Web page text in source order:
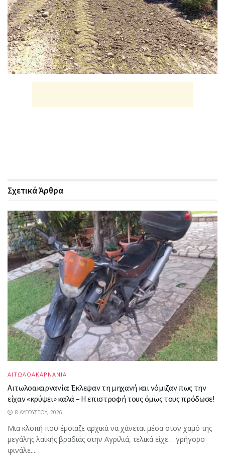
ΣχετικάΆρθρα
ΑΙΤΩΛΟΑΚΑΡΝΑΝΙΑ
Αιτωλοακαρνανία: Έκλεψαν τη μηχανή και νόμιζαν πως την
είχαν «κρύψει» καλά – Η επιστροφή τους όμως τους πρόδωσε!
8 ΑΥΓΟΎΣΤΟΥ, 2026
Μια κλοπή που έμοιαζε αρχικά να χάνεται μέσα στον χαμό της
μεγάλης λαϊκής βραδιάς στην Αγριλιά, τελικά είχε… γρήγορο
φινάλε....